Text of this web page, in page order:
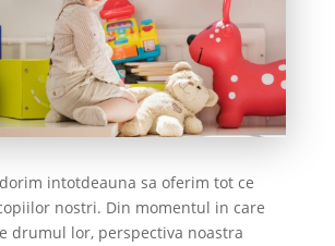
intotdeauna sa oferim tot ce
nostri. Din momentul in care
drumul lor, perspectiva noastra